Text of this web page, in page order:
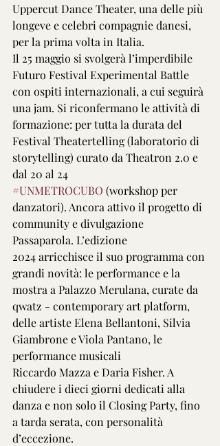
Uppercut Dance Theater, una delle più
longeve e celebri compagnie danesi,
per la prima volta in Italia.
Il 25 maggio si svolgerà l’imperdibile
Futuro Festival Experimental Battle
con ospiti internazionali, a cui seguirà
una jam. Si riconfermano le attività di
formazione: per tutta la durata del
Festival Theatertelling (laboratorio di
storytelling) curato da Theatron 2.0 e
dal 20 al 24
#UNMETROCUBO (workshop per
danzatori). Ancora attivo il progetto di
community e divulgazione
Passaparola. L’edizione
2024 arricchisce il suo programma con
grandi novità: le performance e la
mostra a Palazzo Merulana, curate da
qwatz - contemporary art platform,
delle artiste Elena Bellantoni, Silvia
Giambrone e Viola Pantano, le
performance musicali
Riccardo Mazza e Daria Fisher. A
chiudere i dieci giorni dedicati alla
danza e non solo il Closing Party, fino
a tarda serata, con personalità
d’eccezione.